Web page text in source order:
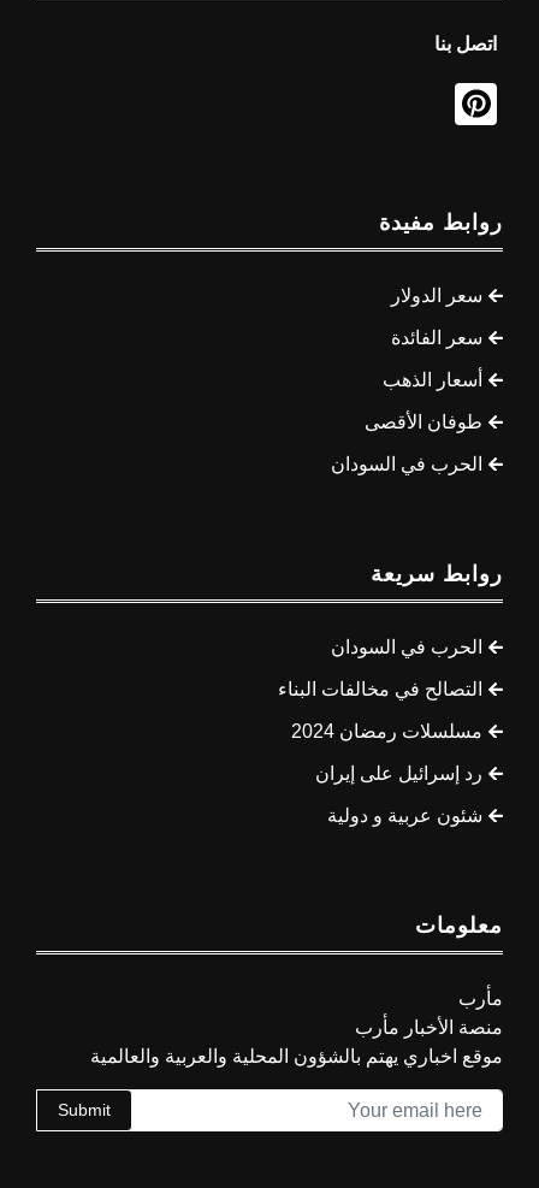
اتصل بنا
روابط مفيدة
سعر الدولار
سعر الفائدة
أسعار الذهب
طوفان الأقصى
الحرب في السودان
روابط سريعة
الحرب في السودان
التصالح في مخالفات البناء
مسلسلات رمضان 2024
رد إسرائيل على إيران
شئون عربية و دولية
معلومات
مأرب
منصة الأخبار مأرب
موقع اخباري يهتم بالشؤون المحلية والعربية والعالمية
Submit